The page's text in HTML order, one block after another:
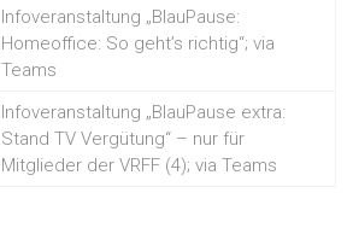
Infoveranstaltung „BlauPause:
Homeoffice: So geht’s richtig“; via
Teams
Infoveranstaltung „BlauPause extra:
Stand TV Vergütung“ – nur für
Mitglieder der VRFF (4); via Teams